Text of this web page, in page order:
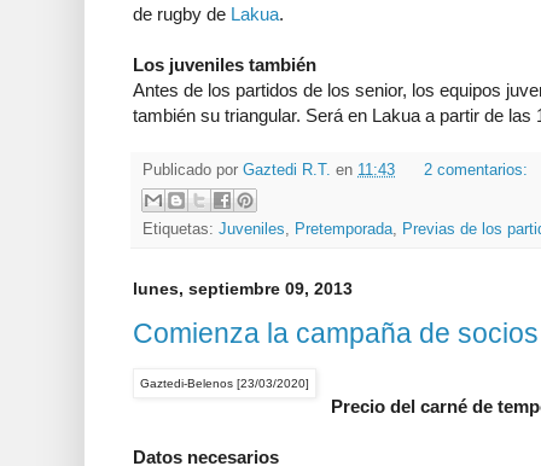
de rugby de Lakua.
Los juveniles también
Antes de los partidos de los senior, los equipos
también su triangular. Será en Lakua a partir de las
Publicado por Gaztedi R.T. en 11:43 2 comentarios:
Etiquetas: Juveniles Pretemporada Previas de los
lunes, septiembre 09, 2013
Comienza la campaña de
Gaztedi-Belenos [23/03/2020]
Precio del carné de
Datos necesarios